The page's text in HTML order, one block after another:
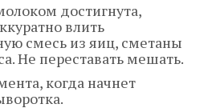
достигнута,
влить
смесь из яиц, сметаны
Не переставать мешать.
когда начнет